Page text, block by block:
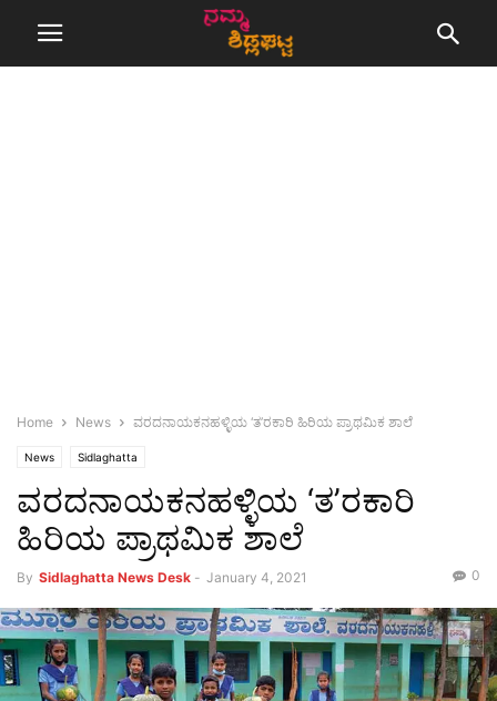
Home News ವರದನಾಯಕನಹಳ್ಳಿಯ ‘ತ’ರಕಾರಿ ಹಿರಿಯ ಪ್ರಾಥಮಿಕ ಶಾಲೆ
News Sidlaghatta
ವರದನಾಯಕನಹಳ್ಳಿಯ ‘ತ’ರಕಾರಿ
ಹಿರಿಯ ಪ್ರಾಥಮಿಕ ಶಾಲೆ
By Sidlaghatta News Desk - January 4, 2021 0